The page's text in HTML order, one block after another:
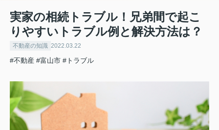
実家の相続トラブル！兄弟間で起こ
りやすいトラブル例と解決方法は？
不動産の知識 2022.03.22
#不動産 #富山市 #トラブル